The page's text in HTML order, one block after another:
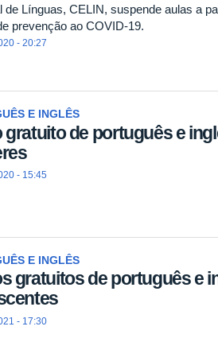
de Línguas, CELIN, suspende aulas a
prevenção ao COVID-19.
- 20:27
E INGLÊS
gratuito de português e
- 15:45
E INGLÊS
gratuitos de português e
- 17:30